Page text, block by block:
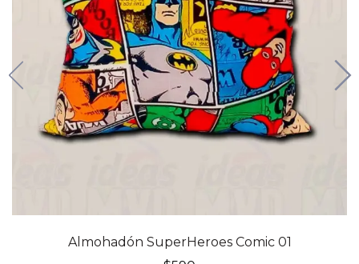
Almohadón SuperHeroes Comic 01